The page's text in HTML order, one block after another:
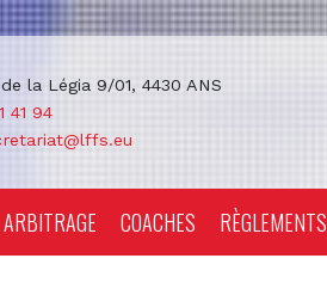
la Légia 9/01, 4430 ANS
41 94
ARBITRAGE COACHES RÈGLEMENTS